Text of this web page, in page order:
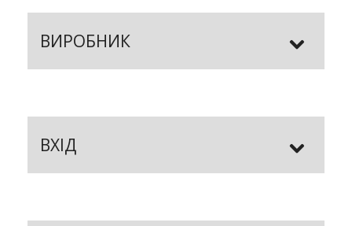
ВИРОБНИК
ВХІД